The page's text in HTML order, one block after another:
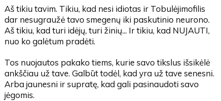
Aš tikiu tavim. Tikiu, kad nesi idiotas ir Tobulėjimofilis
dar nesugraužė tavo smegenų iki paskutinio neurono.
Aš tikiu, kad turi idėjų, turi žinių... Ir tikiu, kad NUJAUTI,
nuo ko galėtum pradėti.
Tos nuojautos pakako tiems, kurie savo tikslus išsikėlė
ankščiau už tave. Galbūt todėl, kad yra už tave senesni.
Arba jaunesni ir supratę, kad gali pasinaudoti savo
jėgomis.